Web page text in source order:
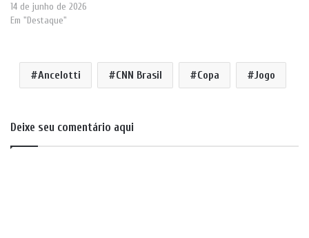
14 de junho de 2026
Em "Destaque"
Ancelotti CNN Brasil Copa Jogo
Deixe seu comentário aqui